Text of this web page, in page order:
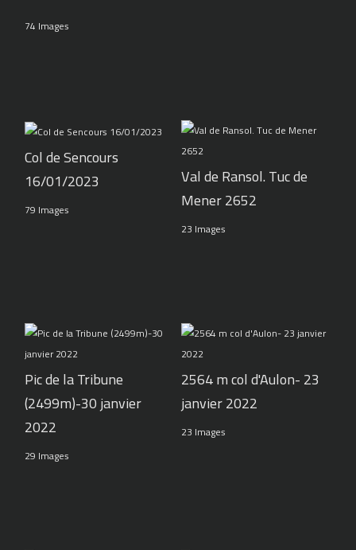
74 Images
Col de Sencours
16/01/2023
79 Images
Val de Ransol. Tuc de
Mener 2652
23 Images
Pic de la Tribune
(2499m)-30 janvier
2022
29 Images
2564 m col d'Aulon- 23
janvier 2022
23 Images